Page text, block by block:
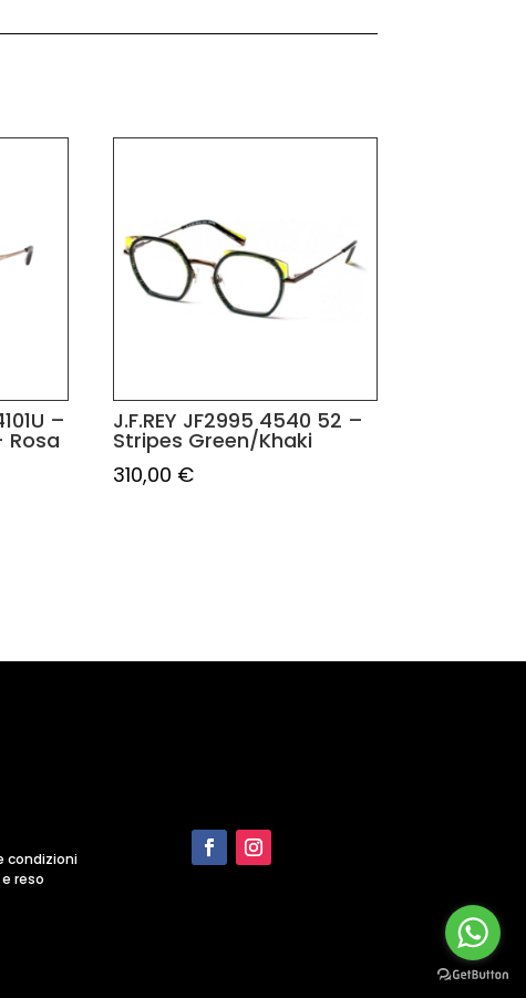
–
Rosa
J.F.REY JF2995 4540 52 –
Stripes Green/Khaki
310,00 €
condizioni
reso